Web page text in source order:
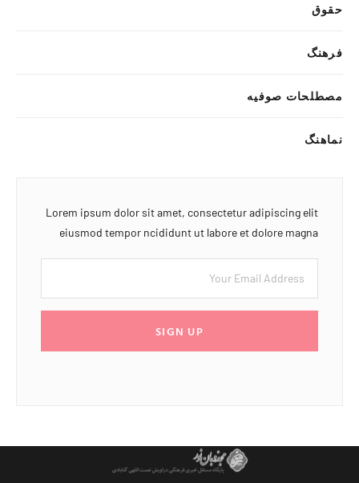
حقوق
فرهنگ
مصطلحات صوفیه
نماهنگ
Lorem ipsum dolor sit amet, consectetur adipiscing elit
eiusmod tempor ncididunt ut labore et dolore magna
SIGN UP